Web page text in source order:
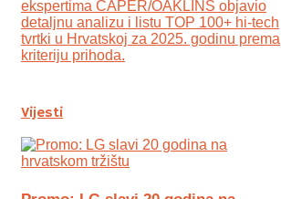
ekspertima CAPER/OAKLINS objavio
detaljnu analizu i listu TOP 100+ hi-tech
tvrtki u Hrvatskoj za 2025. godinu prema
kriteriju prihoda.
Vijesti